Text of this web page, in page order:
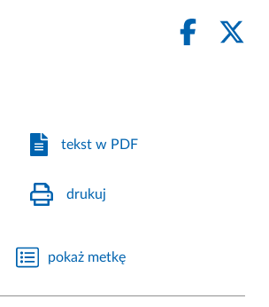
tekst w PDF
drukuj
pokaż metkę